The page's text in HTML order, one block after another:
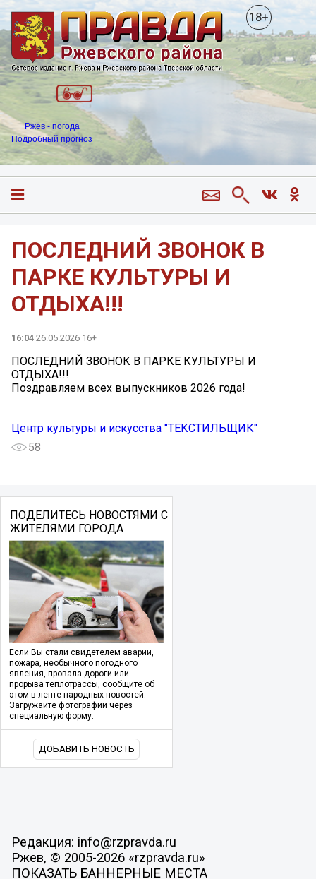
18+
Ржев - погода
Подробный прогноз
ПОСЛЕДНИЙ ЗВОНОК В
ПАРКЕ КУЛЬТУРЫ И
ОТДЫХА!!!
16:04 26.05.2026 16+
ПОСЛЕДНИЙ ЗВОНОК В ПАРКЕ КУЛЬТУРЫ И
ОТДЫХА!!!
Поздравляем всех выпускников 2026 года!
Центр культуры и искусства "ТЕКСТИЛЬЩИК"
58
ПОДЕЛИТЕСЬ НОВОСТЯМИ С
ЖИТЕЛЯМИ ГОРОДА
Если Вы стали свидетелем аварии,
пожара, необычного погодного
явления, провала дороги или
прорыва теплотрассы, сообщите об
этом в ленте народных новостей.
Загружайте фотографии через
специальную форму.
ДОБАВИТЬ НОВОСТЬ
Редакция: info@rzpravda.ru
Ржев, © 2005-2026 «rzpravda.ru»
ПОКАЗАТЬ БАННЕРНЫЕ МЕСТА